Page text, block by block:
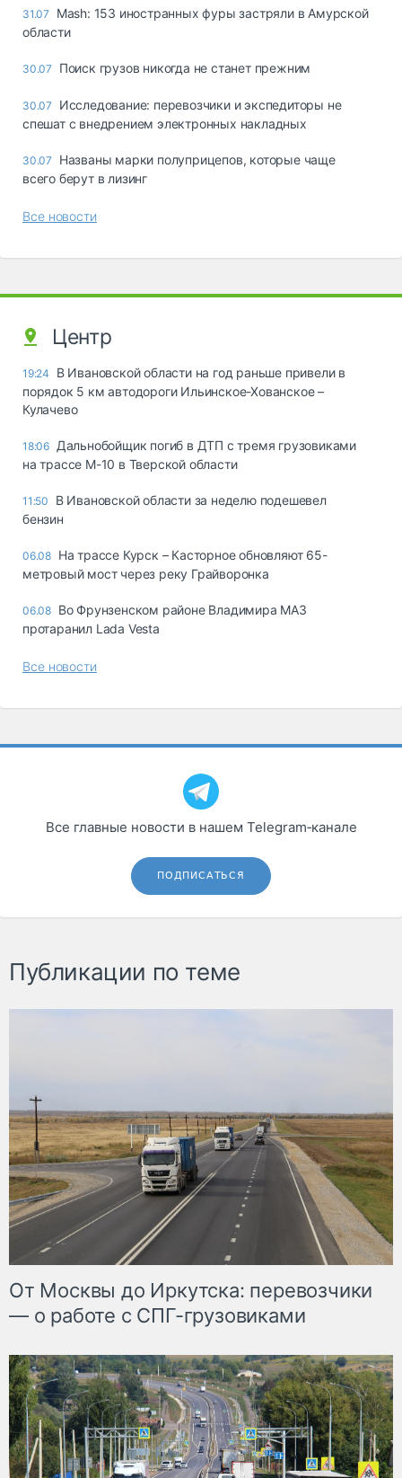
31.07
Mash: 153 иностранных фуры застряли в Амурской
области
30.07 Поиск грузов никогда не станет прежним
30.07
Исследование: перевозчики и экспедиторы не
спешат с внедрением электронных накладных
30.07
Названы марки полуприцепов, которые чаще
всего берут в лизинг
Все новости
Центр
19:24
В Ивановской области на год раньше привели в
порядок 5 км автодороги Ильинское-Хованское –
Кулачево
18:06 Дальнобойщик погиб в ДТП с тремя грузовиками
на трассе М-10 в Тверской области
11:50
В Ивановской области за неделю подешевел
бензин
06.08 На трассе Курск – Касторное обновляют 65-
метровый мост через реку Грайворонка
06.08 Во Фрунзенском районе Владимира МАЗ
протаранил Lada Vesta
Все новости
Все главные новости в нашем Telegram‑канале
ПОДПИСАТЬСЯ
Публикации по теме
От Москвы до Иркутска: перевозчики
— о работе с СПГ-грузовиками